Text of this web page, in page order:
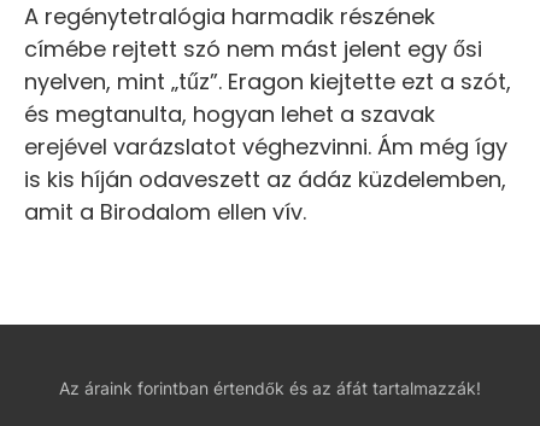
A regénytetralógia harmadik részének
címébe rejtett szó nem mást jelent egy ősi
nyelven, mint „tűz”. Eragon kiejtette ezt a szót,
és megtanulta, hogyan lehet a szavak
erejével varázslatot véghezvinni. Ám még így
is kis híján odaveszett az ádáz küzdelemben,
amit a Birodalom ellen vív.
Az áraink forintban értendők és az áfát tartalmazzák!